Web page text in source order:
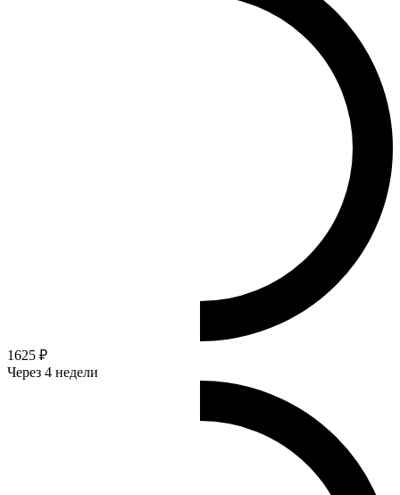
1625 ₽
Через 4 недели